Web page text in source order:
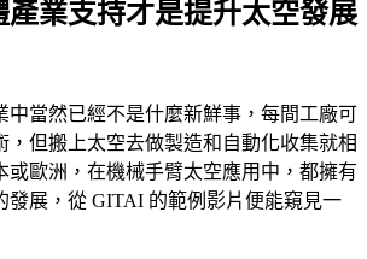
產業支持才是提升太空發展
中當然已經不是什麼新鮮事，每間工廠可
，但搬上太空去做製造和自動化收集就相
或歐洲，在機械手臂太空應用中，都擁有
發展，從 GITAI 的範例影片便能窺見一